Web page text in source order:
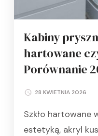
Kabiny
hartowane
Porównanie
28 KWIETNIA 2026
Szkło hartowane
estetyką, akryl